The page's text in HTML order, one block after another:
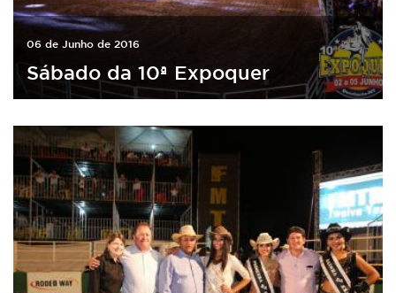
06 de Junho de 2016
Sábado da 10ª Expoquer